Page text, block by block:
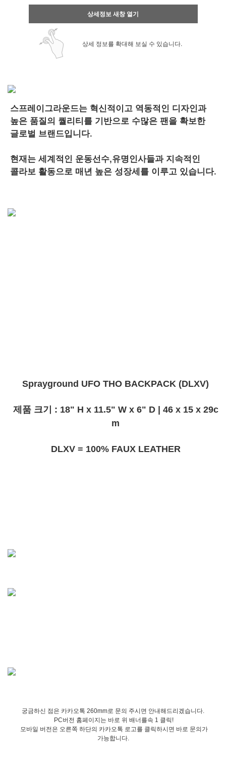
상세정보 새창 열기
상세 정보를 확대해 보실 수 있습니다.
스프레이그라운드는 혁신적이고 역동적인 디자인과
높은 품질의 퀄리티를 기반으로 수많은 팬을 확보한
글로벌 브랜드입니다.
현재는 세계적인 운동선수,유명인사들과 지속적인
콜라보 활동으로 매년 높은 성장세를 이루고 있습니다.
Sprayground UFO THO BACKPACK (DLXV)
제품 크기 : 18" H x 11.5" W x 6" D | 46 x 15 x 29c
m
DLXV = 100% FAUX LEATHER
궁금하신 점은 카카오톡 260mm로 문의 주시면 안내해드리겠습니다.
PC버전 홈페이지는 바로 위 배너를속 1 클릭!
모바일 버전은 오른쪽 하단의 카카오톡 로고를 클릭하시면 바로 문의가
가능합니다.